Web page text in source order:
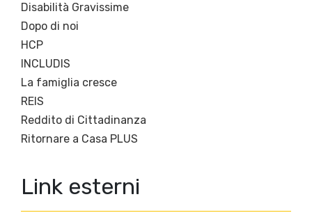
Disabilità Gravissime
Dopo di noi
HCP
INCLUDIS
La famiglia cresce
REIS
Reddito di Cittadinanza
Ritornare a Casa PLUS
Link esterni